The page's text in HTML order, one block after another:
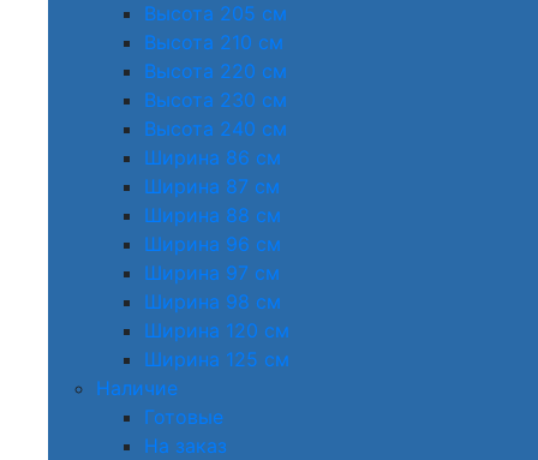
Высота 205 см
Высота 210 см
Высота 220 см
Высота 230 см
Высота 240 см
Ширина 86 см
Ширина 87 см
Ширина 88 см
Ширина 96 см
Ширина 97 см
Ширина 98 см
Ширина 120 см
Ширина 125 см
Наличие
Готовые
На заказ